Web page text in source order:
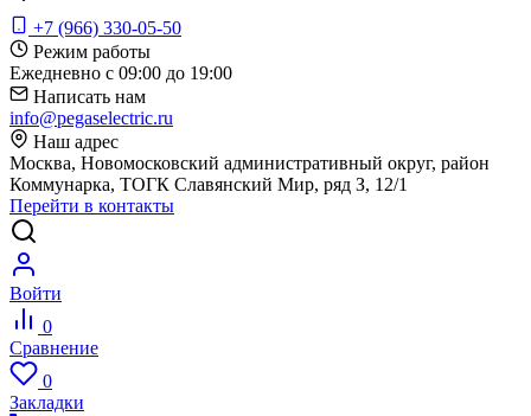
+7 (966) 330-05-50
Режим работы
Ежедневно с 09:00 до 19:00
Написать нам
info@pegaselectric.ru
Наш адрес
Москва, Новомосковский административный округ, район
Коммунарка, ТОГК Славянский Мир, ряд З, 12/1
Перейти в контакты
Войти
0
Сравнение
0
Закладки